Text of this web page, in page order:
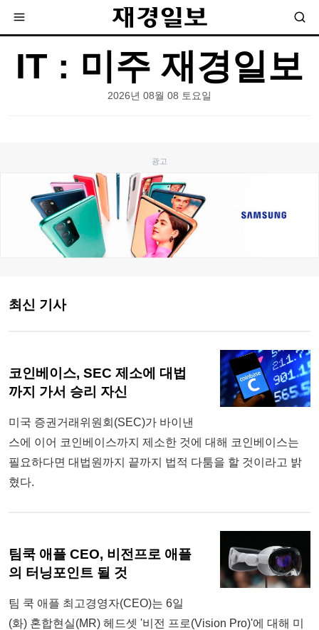
IT : 미주 재경일보
2026년 08월 08 토요일
최신 기사
코인베이스, SEC 제소에 대법
까지 가서 승리 자신
미국 증권거래위원회(SEC)가 바이낸
스에 이어 코인베이스까지 제소한 것에 대해 코인베이스는
필요하다면 대법원까지 끝까지 법적 다툼을 할 것이라고 밝
혔다.
팀쿡 애플 CEO, 비전프로 애플
의 터닝포인트 될 것
팀 쿡 애플 최고경영자(CEO)는 6일
(화) 혼합현실(MR) 헤드셋 '비전 프로(Vision Pro)'에 대해 미